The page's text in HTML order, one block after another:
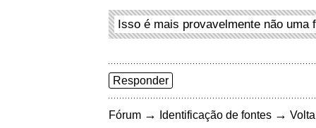
Isso é mais provavelmente não uma
Responder
Fórum → Identificação de fontes →